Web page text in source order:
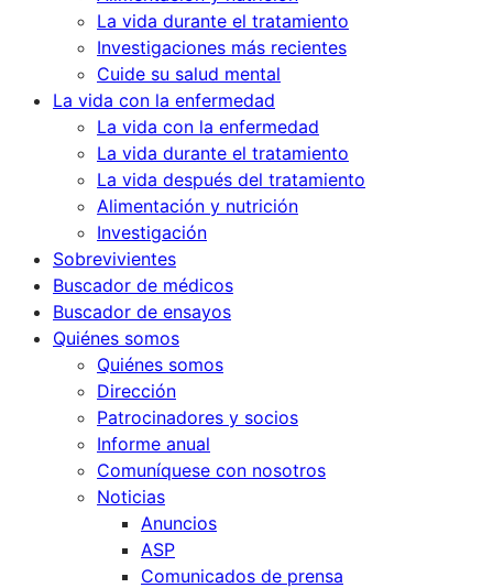
La vida durante el tratamiento
Investigaciones más recientes
Cuide su salud mental
La vida con la enfermedad
La vida con la enfermedad
La vida durante el tratamiento
La vida después del tratamiento
Alimentación y nutrición
Investigación
Sobrevivientes
Buscador de médicos
Buscador de ensayos
Quiénes somos
Quiénes somos
Dirección
Patrocinadores y socios
Informe anual
Comuníquese con nosotros
Noticias
Anuncios
ASP
Comunicados de prensa